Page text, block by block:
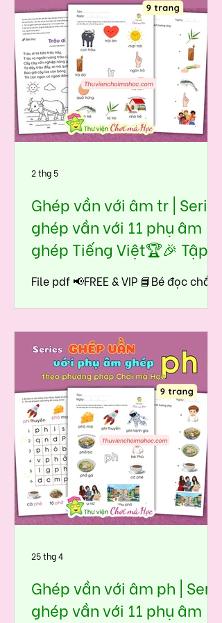
tự nhiên, không áp lực, không học
vẹt.
Ghép vần với âm tr | Seri
ghép vần với 11 phụ âm
ghép Tiếng Việt🏆🎉 Tập
đọc tiền tiểu học - lớp 1
File pdf 📢FREE & VIP 📘Bé đọc chắc
dàng và nhanh chóng tiếng có âm
tr trong thơ truyện thực tế 🤩 Trong
giai đoạn tập đọc, nhiều bé rất dễ
nhầm giữa tr và ch. Phát âm 2 âm
này khá giống nhau (nhất là các bé
nói tiếng miền Nam), nên nếu
không luyện đúng cách ngay từ
đầu, bé sẽ đọc sai kéo dài. Bộ học
liệu Ghép vần với âm tr trong seri 11
phụ âm ghép tiếng việt được thiết
kế theo hướng đưa âm vào tình
huống quen thuộc, giúp bé:👉 nhìn
hình – nhậ
2 thg 5
Ghép vần với âm ph | Seri
ghép vần với 11 phụ âm
25 thg 4